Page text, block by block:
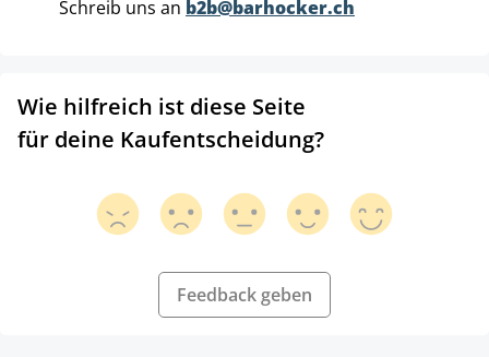
Schreib uns an b2b@barhocker.ch
Wie hilfreich ist diese Seite
für deine Kaufentscheidung?
Feedback geben